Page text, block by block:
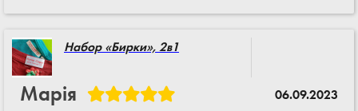
Набор «Бирки», 2в1
Марія 06.09.2023